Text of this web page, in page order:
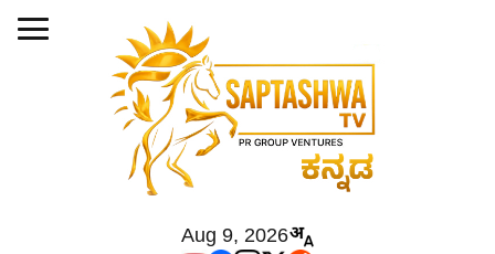
Aug 9, 2026